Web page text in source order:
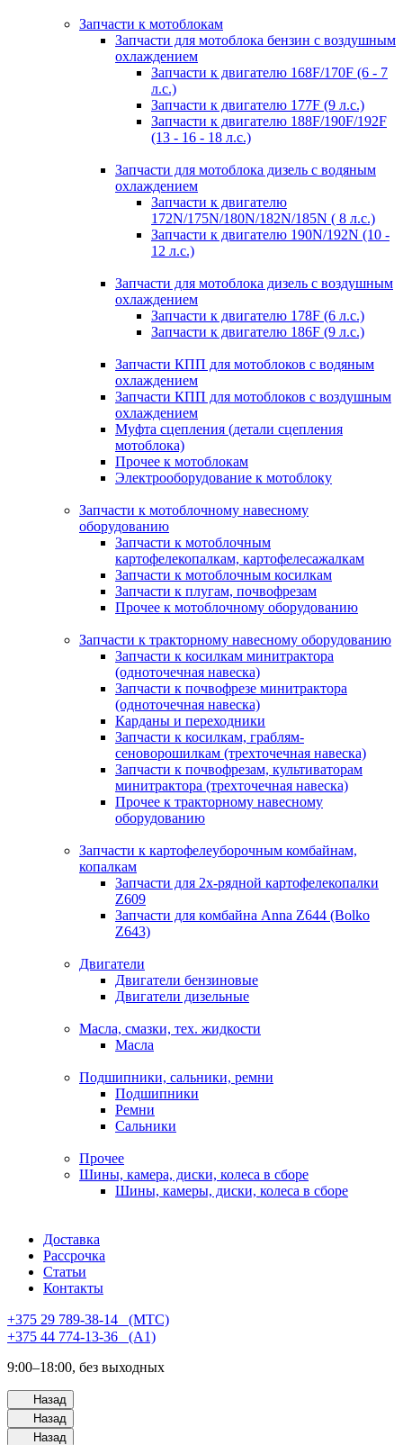
Запчасти к мотоблокам
Запчасти для мотоблока бензин с воздушным
охлаждением
Запчасти к двигателю 168F/170F (6 - 7
л.с.)
Запчасти к двигателю 177F (9 л.с.)
Запчасти к двигателю 188F/190F/192F
(13 - 16 - 18 л.с.)
Запчасти для мотоблока дизель с водяным
охлаждением
Запчасти к двигателю
172N/175N/180N/182N/185N ( 8 л.с.)
Запчасти к двигателю 190N/192N (10 -
12 л.с.)
Запчасти для мотоблока дизель с воздушным
охлаждением
Запчасти к двигателю 178F (6 л.с.)
Запчасти к двигателю 186F (9 л.с.)
Запчасти КПП для мотоблоков с водяным
охлаждением
Запчасти КПП для мотоблоков с воздушным
охлаждением
Муфта сцепления (детали сцепления
мотоблока)
Прочее к мотоблокам
Электрооборудование к мотоблоку
Запчасти к мотоблочному навесному
оборудованию
Запчасти к мотоблочным
картофелекопалкам, картофелесажалкам
Запчасти к мотоблочным косилкам
Запчасти к плугам, почвофрезам
Прочее к мотоблочному оборудованию
Запчасти к тракторному навесному оборудованию
Запчасти к косилкам минитрактора
(одноточечная навеска)
Запчасти к почвофрезе минитрактора
(одноточечная навеска)
Карданы и переходники
Запчасти к косилкам, граблям-
сеноворошилкам (трехточечная навеска)
Запчасти к почвофрезам, культиваторам
минитрактора (трехточечная навеска)
Прочее к тракторному навесному
оборудованию
Запчасти к картофелеуборочным комбайнам,
копалкам
Запчасти для 2х-рядной картофелекопалки
Z609
Запчасти для комбайна Anna Z644 (Bolko
Z643)
Двигатели
Двигатели бензиновые
Двигатели дизельные
Масла, смазки, тех. жидкости
Масла
Подшипники, сальники, ремни
Подшипники
Ремни
Сальники
Прочее
Шины, камера, диски, колеса в сборе
Шины, камеры, диски, колеса в сборе
Доставка
Рассрочка
Статьи
Контакты
+375 29 789-38-14⠀(МТС)
+375 44 774-13-36⠀(А1)
9:00–18:00, без выходных
Назад
Назад
Назад